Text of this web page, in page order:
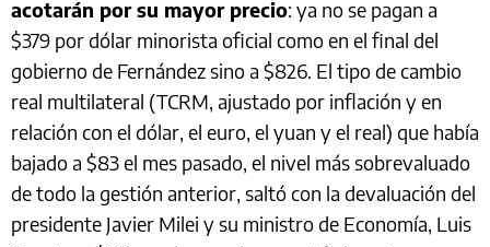
acotarán por su mayor precio: ya no se pagan a
$379 por dólar minorista oficial como en el final del
gobierno de Fernández sino a $826. El tipo de cambio
real multilateral (TCRM, ajustado por inflación y en
relación con el dólar, el euro, el yuan y el real) que había
bajado a $83 el mes pasado, el nivel más sobrevaluado
de todo la gestión anterior, saltó con la devaluación del
presidente Javier Milei y su ministro de Economía, Luis